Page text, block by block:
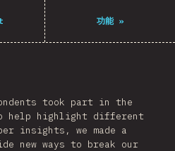
功能»
took part in the
help highlight different
insights, we made a
new ways to break our
2021